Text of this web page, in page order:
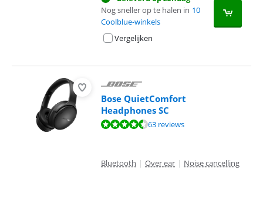
Nog sneller op te halen in 10
Coolblue-winkels
Vergelijken
Bose QuietComfort
Headphones SC
Beoordeling is 8,7 van de 10, gebaseerd op 63 reviews.
63 reviews
Bluetooth | Over ear | Noise cancelling